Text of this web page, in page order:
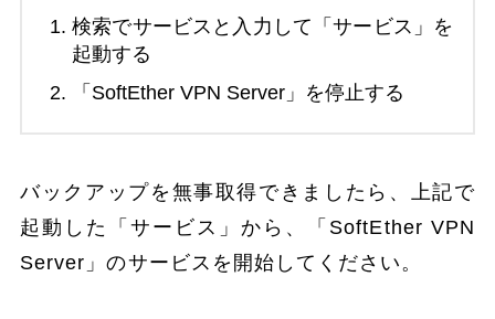
検索でサービスと入力して「サービス」を
起動する
「SoftEther VPN Server」を停止する
バックアップを無事取得できましたら、上記で
起動した「サービス」から、「SoftEther VPN
Server」のサービスを開始してください。